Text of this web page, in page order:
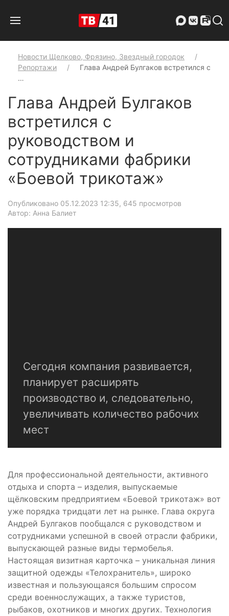
Новости Щелково, Фрязино, Звездный городок
Репортажи
Глава Андрей Булгаков встретился с
…
Глава Андрей Булгаков
встретился с
руководством и
сотрудниками фабрики
«Боевой трикотаж»
Опубликовано 05.12.2023 12:35, 645 просмотров
Автор: Анна Балиет
Сегодня компания развивается,
планирует расширять
производство и, следовательно,
увеличивать количество рабочих
мест
Для профессиональной деятельности, активного
отдыха и спорта – изделия, выпускаемые
щёлковским предприятием «Боевой трикотаж» вот
уже порядка тридцати лет на рынке. Глава округа
Андрей Булгаков пообщался с руководством и
сотрудниками успешной в своей отрасли фабрики,
выпускающей разные виды термобелья.
Настоящая визитная карточка – уникальная линия
защитной одежды «Телохранитель», широко
известная и пользующаяся большим спросом
среди военнослужащих, а также туристов,
рыбаков, охотников и многих других. Технология